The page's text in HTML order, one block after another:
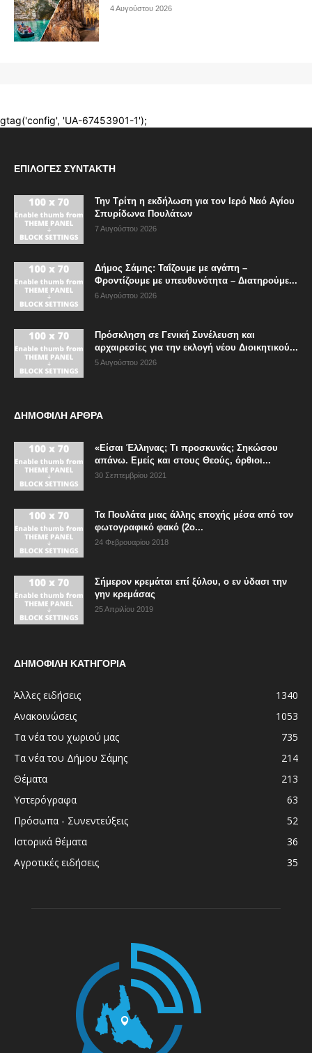
ΕΠΙΛΟΓΈΣ ΣΥΝΤΆΚΤΗ
Την Τρίτη η εκδήλωση για τον Ιερό Ναό Αγίου
Σπυρίδωνα Πουλάτων
7 Αυγούστου 2026
Δήμος Σάμης: Ταΐζουμε με αγάπη –
Φροντίζουμε με υπευθυνότητα – Διατηρούμε...
6 Αυγούστου 2026
Πρόσκληση σε Γενική Συνέλευση και
αρχαιρεσίες για την εκλογή νέου Διοικητικού...
5 Αυγούστου 2026
ΔΗΜΟΦΙΛΗ ΑΡΘΡΑ
«Είσαι Έλληνας; Τι προσκυνάς; Σηκώσου
απάνω. Εμείς και στους Θεούς, όρθιοι...
30 Σεπτεμβρίου 2021
Τα Πουλάτα μιας άλλης εποχής μέσα από τον
φωτογραφικό φακό (2ο...
24 Φεβρουαρίου 2018
Σήμερον κρεμάται επί ξύλου, ο εν ύδασι την
γην κρεμάσας
25 Απριλίου 2019
ΔΗΜΟΦΙΛΗ ΚΑΤΗΓΟΡΙΑ
Άλλες ειδήσεις
1340
Ανακοινώσεις
1053
Τα νέα του χωριού μας
735
Τα νέα του Δήμου Σάμης
214
Θέματα
213
Υστερόγραφα
63
Πρόσωπα - Συνεντεύξεις
52
Ιστορικά θέματα
36
Αγροτικές ειδήσεις
35